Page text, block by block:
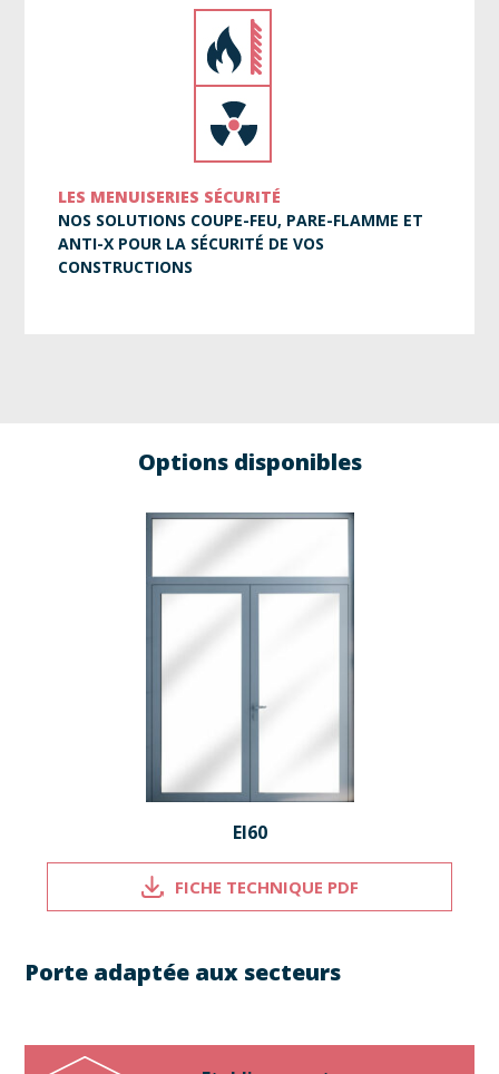
LES MENUISERIES SÉCURITÉ
NOS SOLUTIONS COUPE-FEU, PARE-FLAMME ET
ANTI-X POUR LA SÉCURITÉ DE VOS
CONSTRUCTIONS
Options disponibles
EI60
FICHE TECHNIQUE PDF
Porte adaptée aux secteurs